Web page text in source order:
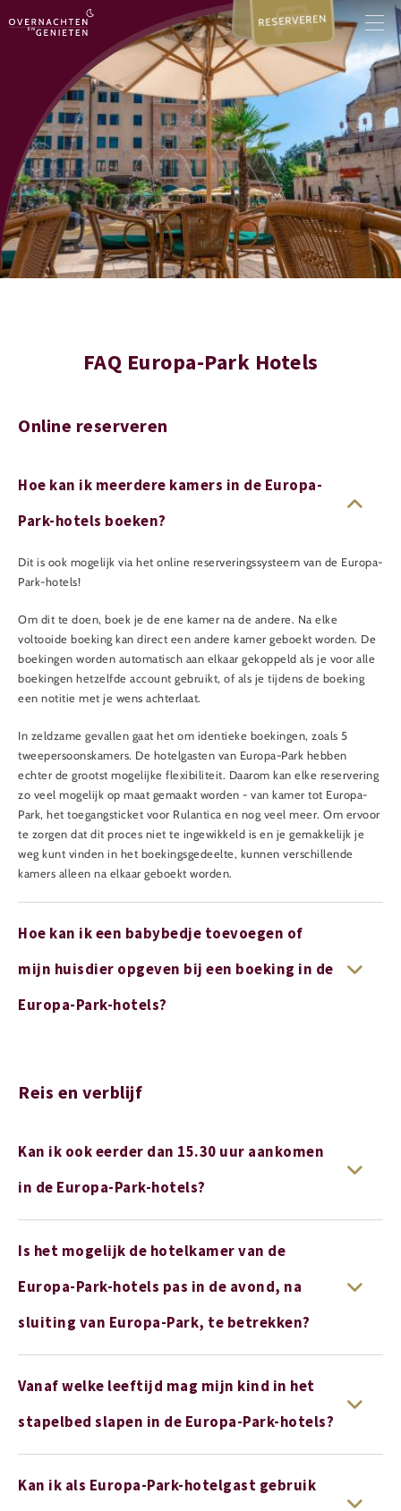
RESERVEREN
FAQ Europa-Park Hotels
Online reserveren
Hoe kan ik meerdere kamers in de Europa-
Park-hotels boeken?
Dit is ook mogelijk via het online reserveringssysteem van de Europa-
Park-hotels!
Om dit te doen, boek je de ene kamer na de andere. Na elke
voltooide boeking kan direct een andere kamer geboekt worden. De
boekingen worden automatisch aan elkaar gekoppeld als je voor alle
boekingen hetzelfde account gebruikt, of als je tijdens de boeking
een notitie met je wens achterlaat.
In zeldzame gevallen gaat het om identieke boekingen, zoals 5
tweepersoonskamers. De hotelgasten van Europa-Park hebben
echter de grootst mogelijke flexibiliteit. Daarom kan elke reservering
zo veel mogelijk op maat gemaakt worden - van kamer tot Europa-
Park, het toegangsticket voor Rulantica en nog veel meer. Om ervoor
te zorgen dat dit proces niet te ingewikkeld is en je gemakkelijk je
weg kunt vinden in het boekingsgedeelte, kunnen verschillende
kamers alleen na elkaar geboekt worden.
Hoe kan ik een babybedje toevoegen of
mijn huisdier opgeven bij een boeking in de
Europa-Park-hotels?
Reis en verblijf
Kan ik ook eerder dan 15.30 uur aankomen
in de Europa-Park-hotels?
Is het mogelijk de hotelkamer van de
Europa-Park-hotels pas in de avond, na
sluiting van Europa-Park, te betrekken?
Vanaf welke leeftijd mag mijn kind in het
stapelbed slapen in de Europa-Park-hotels?
Kan ik als Europa-Park-hotelgast gebruik